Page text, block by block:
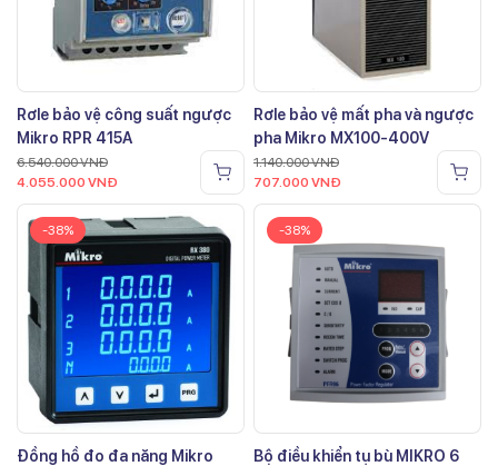
Rơle bảo vệ công suất ngược
Mikro RPR 415A
6.540.000VNĐ
4.055.000 VNĐ
Rơle bảo vệ mất pha và ngược
pha Mikro MX100-400V
1.140.000VNĐ
707.000 VNĐ
-38%
Đồng hồ đo đa năng Mikro
-38%
Bộ điều khiển tụ bù MIKRO 6